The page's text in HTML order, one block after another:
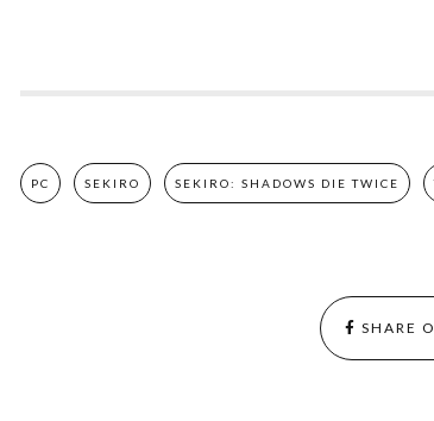
PC SEKIRO SEKIRO: SHADOWS DIE TWICE
SHARE